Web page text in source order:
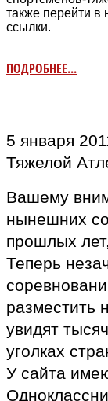
также перейти в
ссылки.
ПОДРОБНЕЕ...
5 января
Тяжелой
Вашему
нынешних
прошлых
Теперь
разместить
увидят
уголках
У сайта